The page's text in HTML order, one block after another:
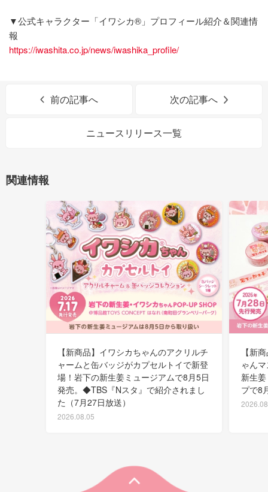
▼公式キャラクター「イワシカ®」プロフィール紹介＆関連情
報
https://iwashita.co.jp/news/iwashika_profile/
前の記事へ 次の記事へ
ニュースリリース一覧
関連情報
【新商品】イワシカちゃんのアクリルチ
ャームと缶バッジがカプセルトイで新登
場！岩下の新生姜ミュージアムで8月5日
発売。◆TBS『Nスタ』で紹介されまし
た（7月27日放送）
2026.08.05
【新
ゃん
新生
プで8